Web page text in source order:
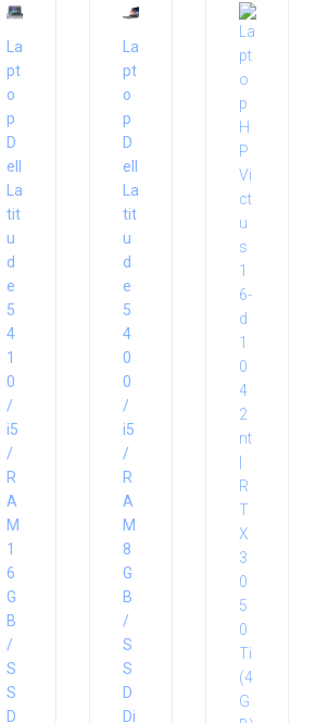
La
pt
o
p
D
ell
La
tit
u
d
e
5
4
1
0
/
i5
/
R
A
M
1
6
G
B
/
S
S
D
La
pt
o
p
D
ell
La
tit
u
d
e
5
4
0
0
/
i5
/
R
A
M
8
G
B
/
S
S
D
Di